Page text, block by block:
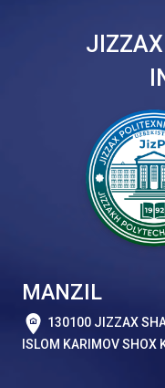
MANZIL
130100 JIZZAX
ISLOM KARIMOV SHOX